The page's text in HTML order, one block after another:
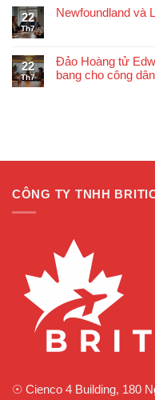
22
Th7
Newfoundland và
22
Th7
Đảo Hoàng tử
bang cho công
CÔNG TY TNHH
☉ Cienco 4 Building, 180